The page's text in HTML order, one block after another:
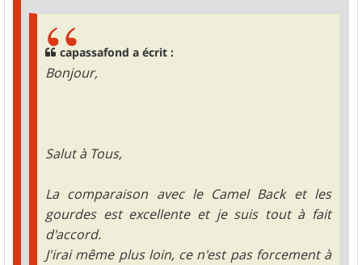
capassafond a écrit :
Bonjour,
Salut à Tous,
La comparaison avec le Camel Back et les
gourdes est excellente et je suis tout à fait
d'accord.
J'irai même plus loin, ce n'est pas forcement à